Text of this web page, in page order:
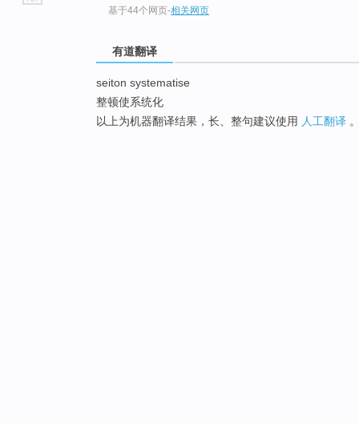
基于44个网页-相关网页
有道翻译
seiton systematise
整顿使系统化
以上为机器翻译结果，长、整句建议使用 人工翻译